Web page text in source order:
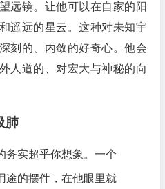
远镜。让他可以在自家的阳
遥远的星云。这种对未知宇
刻的、内敛的好奇心。他会
人道的、对宏大与神秘的向
肺
务实超乎你想象。一个
途的摆件，在他眼里就